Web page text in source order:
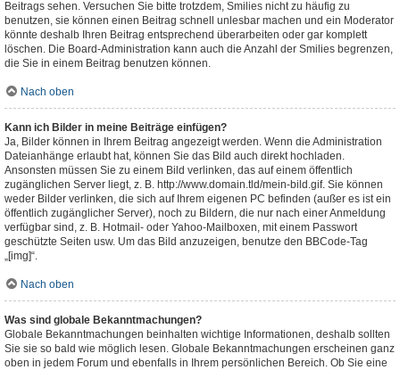
Beitrags sehen. Versuchen Sie bitte trotzdem, Smilies nicht zu häufig zu
benutzen, sie können einen Beitrag schnell unlesbar machen und ein Moderator
könnte deshalb Ihren Beitrag entsprechend überarbeiten oder gar komplett
löschen. Die Board-Administration kann auch die Anzahl der Smilies begrenzen,
die Sie in einem Beitrag benutzen können.
Nach oben
Kann ich Bilder in meine Beiträge einfügen?
Ja, Bilder können in Ihrem Beitrag angezeigt werden. Wenn die Administration
Dateianhänge erlaubt hat, können Sie das Bild auch direkt hochladen.
Ansonsten müssen Sie zu einem Bild verlinken, das auf einem öffentlich
zugänglichen Server liegt, z. B. http://www.domain.tld/mein-bild.gif. Sie können
weder Bilder verlinken, die sich auf Ihrem eigenen PC befinden (außer es ist ein
öffentlich zugänglicher Server), noch zu Bildern, die nur nach einer Anmeldung
verfügbar sind, z. B. Hotmail- oder Yahoo-Mailboxen, mit einem Passwort
geschützte Seiten usw. Um das Bild anzuzeigen, benutze den BBCode-Tag
„[img]“.
Nach oben
Was sind globale Bekanntmachungen?
Globale Bekanntmachungen beinhalten wichtige Informationen, deshalb sollten
Sie sie so bald wie möglich lesen. Globale Bekanntmachungen erscheinen ganz
oben in jedem Forum und ebenfalls in Ihrem persönlichen Bereich. Ob Sie eine